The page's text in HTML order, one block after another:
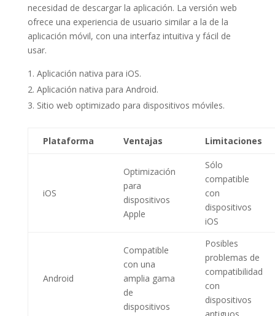
necesidad de descargar la aplicación. La versión web
ofrece una experiencia de usuario similar a la de la
aplicación móvil, con una interfaz intuitiva y fácil de
usar.
Aplicación nativa para iOS.
Aplicación nativa para Android.
Sitio web optimizado para dispositivos móviles.
Plataforma Ventajas Limitaciones
iOS
Optimización
para
dispositivos
Apple
Sólo
compatible
con
dispositivos
iOS
Android
Compatible
con una
amplia gama
de
dispositivos
Posibles
problemas de
compatibilidad
con
dispositivos